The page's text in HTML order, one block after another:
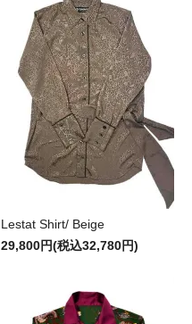
Lestat Shirt/ Beige
29,800円(税込32,780円)